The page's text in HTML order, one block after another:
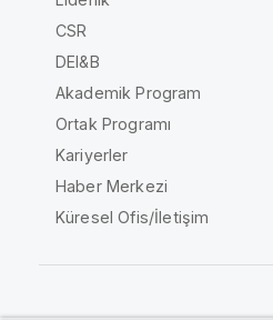
CSR
DEI&B
Akademik Program
Ortak Programı
Kariyerler
Haber Merkezi
Küresel Ofis/İletişim